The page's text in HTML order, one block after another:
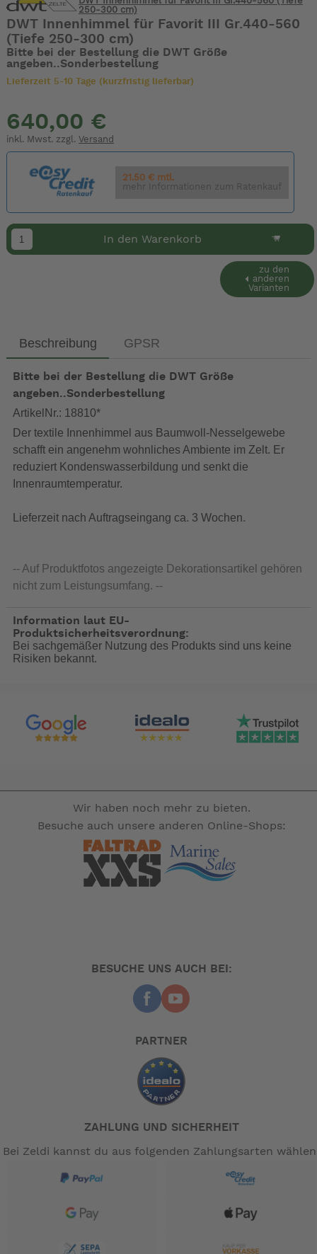
250-300 cm)
DWT Innenhimmel für Favorit III Gr.440-560
(Tiefe 250-300 cm)
Bitte bei der Bestellung die DWT Größe
angeben..Sonderbestellung
Lieferzeit 5-10 Tage (kurzfristig lieferbar)
640,00 €
inkl. Mwst. zzgl. Versand
21.50 € mtl.
mehr Informationen zum Ratenkauf
In den Warenkorb
zu den
anderen
Varianten
Beschreibung GPSR
Bitte bei der Bestellung die DWT Größe
angeben..Sonderbestellung
ArtikelNr.: 18810*
Der textile Innenhimmel aus Baumwoll-Nesselgewebe
schafft ein angenehm wohnliches Ambiente im Zelt. Er
reduziert Kondenswasserbildung und senkt die
Innenraumtemperatur.
Lieferzeit nach Auftragseingang ca. 3 Wochen.
-- Auf Produktfotos angezeigte Dekorationsartikel gehören
nicht zum Leistungsumfang. --
Information laut EU-
Produktsicherheitsverordnung:
Bei sachgemäßer Nutzung des Produkts sind uns keine
Risiken bekannt.
Wir haben noch mehr zu bieten.
Besuche auch unsere anderen Online-Shops:
BESUCHE UNS AUCH BEI:
PARTNER
ZAHLUNG UND SICHERHEIT
Bei Zeldi kannst du aus folgenden Zahlungsarten